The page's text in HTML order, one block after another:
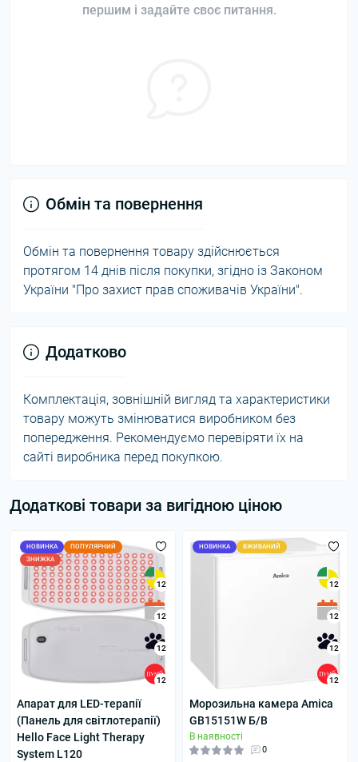
першим і задайте своє питання.
Обмін та повернення
Обмін та повернення товару здійснюється
протягом 14 днів після покупки, згідно із Законом
України "Про захист прав споживачів України".
Додатково
Комплектація, зовнішній вигляд та характеристики
товару можуть змінюватися виробником без
попередження. Рекомендуємо перевіряти їх на
сайті виробника перед покупкою.
Додаткові товари за вигідною ціною
НОВИНКА
ПОПУЛЯРНИЙ
ЗНИЖКА
12
12
12
12
Апарат для LED-терапії
(Панель для світлотерапії)
Hello Face Light Therapy
System L120
НОВИНКА ВЖИВАНИЙ
12
12
12
12
Морозильна камера Amica
GB15151W Б/В
В наявності
0